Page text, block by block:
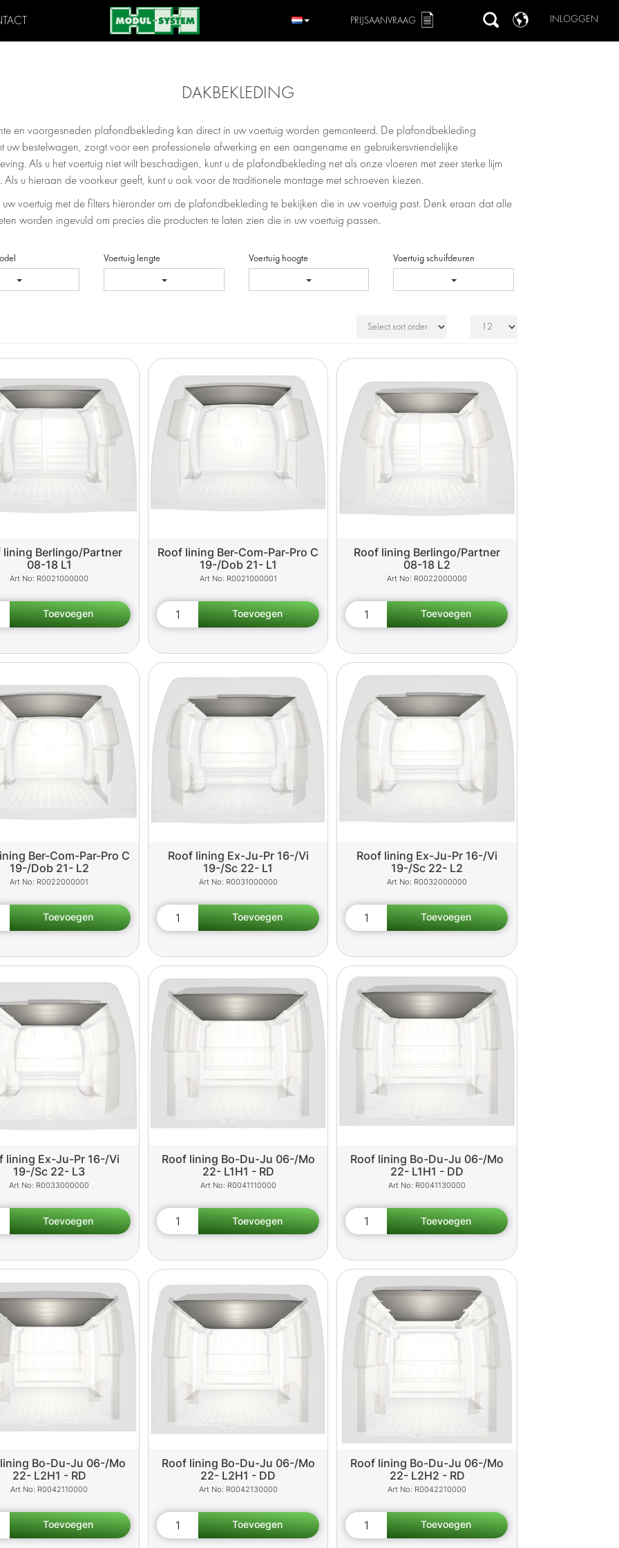
INLOGGEN
PRIJSAANVRAAG
DAKBEKLEDING
en voorgesneden plafondbekleding kan direct in uw voertuig worden gemonteerd. De plafondbekleding
uw bestelwagen, zorgt voor een professionele afwerking en een aangename en gebruikersvriendelijke
Als u het voertuig niet wilt beschadigen, kunt u de plafondbekleding net als onze vloeren met zeer sterke lijm
Als u hieraan de voorkeur geeft, kunt u ook voor de traditionele montage met schroeven kiezen.
uw voertuig met de filters hieronder om de plafondbekleding te bekijken die in uw voertuig past. Denk eraan dat alle
worden ingevuld om precies die producten te laten zien die in uw voertuig passen.
Voertuig lengte Voertuig hoogte Voertuig schuifdeuren
lining Berlingo/Partner
08-18 L1
R0021000000
Roof lining Ber-Com-Par-Pro C
19-/Dob 21- L1
R0021000001
Roof lining Berlingo/Partner
08-18 L2
R0022000000
Ber-Com-Par-Pro C
19-/Dob 21- L2
R0022000001
Roof lining Ex-Ju-Pr 16-/Vi
19-/Sc 22- L1
R0031000000
Roof lining Ex-Ju-Pr 16-/Vi
19-/Sc 22- L2
R0032000000
lining Ex-Ju-Pr 16-/Vi
19-/Sc 22- L3
R0033000000
Roof lining Bo-Du-Ju 06-/Mo
22- L1H1 - RD
R0041110000
Roof lining Bo-Du-Ju 06-/Mo
22- L1H1 - DD
R0041130000
Bo-Du-Ju 06-/Mo
22- L2H1 - RD
R0042110000
Roof lining Bo-Du-Ju 06-/Mo
22- L2H1 - DD
R0042130000
Roof lining Bo-Du-Ju 06-/Mo
22- L2H2 - RD
R0042210000